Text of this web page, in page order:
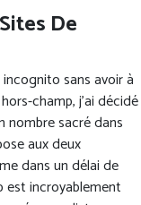
De
sans avoir à
champ, j’ai décidé
nombre sacré dans
aux deux
dans un délai de
est incroyablement